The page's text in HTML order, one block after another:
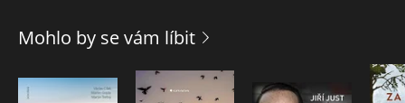
Mohlo by se vám líbit